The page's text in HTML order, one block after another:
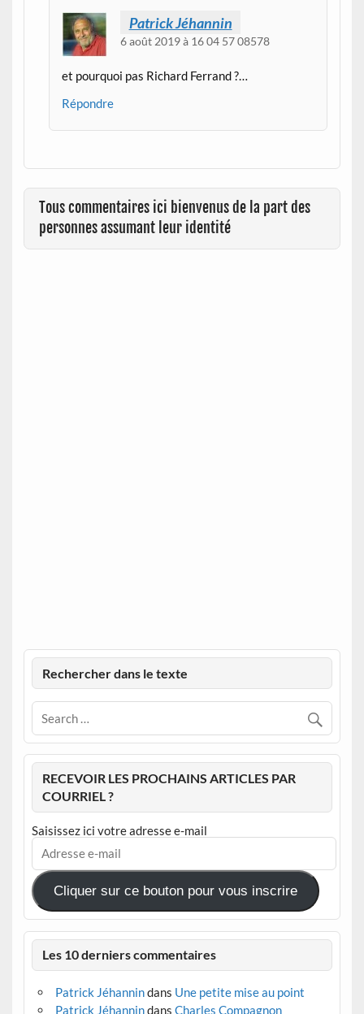
Patrick Jéhannin
6 août 2019 à 16 04 57 08578
et pourquoi pas Richard Ferrand ?…
Répondre
Tous commentaires ici bienvenus de la part des
personnes assumant leur identité
Rechercher dans le texte
RECEVOIR LES PROCHAINS ARTICLES PAR
COURRIEL ?
Saisissez ici votre adresse e-mail
Adresse
mail
Cliquer sur ce bouton pour vous inscrire
Les 10 derniers commentaires
Patrick Jéhannindans Une petite mise au point
Patrick Jéhannindans Charles Compagnon